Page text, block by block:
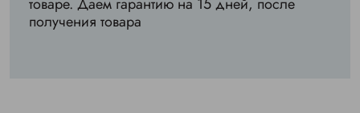
товаре. Даем гарантию на 15 дней, после
получения товара